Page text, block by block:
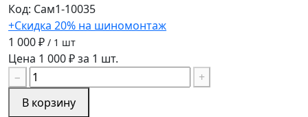
Код: Сам1-10035
+Скидка 20% на шиномонтаж
1 000 ₽ / 1 шт
Цена 1 000 ₽ за 1 шт.
−
+
В корзину